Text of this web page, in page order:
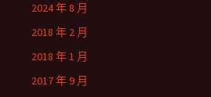
2024 年 8 月
2018 年 2 月
2018 年 1 月
2017 年 9 月